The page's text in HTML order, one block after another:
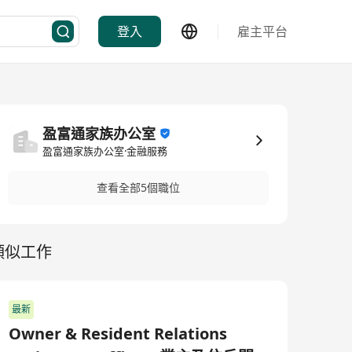
登入 雇主平台
盈富通家族办公室
盈富通家族办公室·金融服務
查看全部5個職位
似工作
最新
Owner & Resident Relations